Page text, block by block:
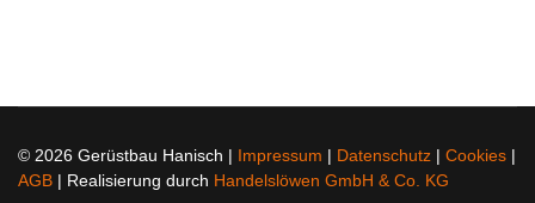
© 2026 Gerüstbau Hanisch | Impressum | Datenschutz | Cookies |
AGB | Realisierung durch Handelslöwen GmbH & Co. KG